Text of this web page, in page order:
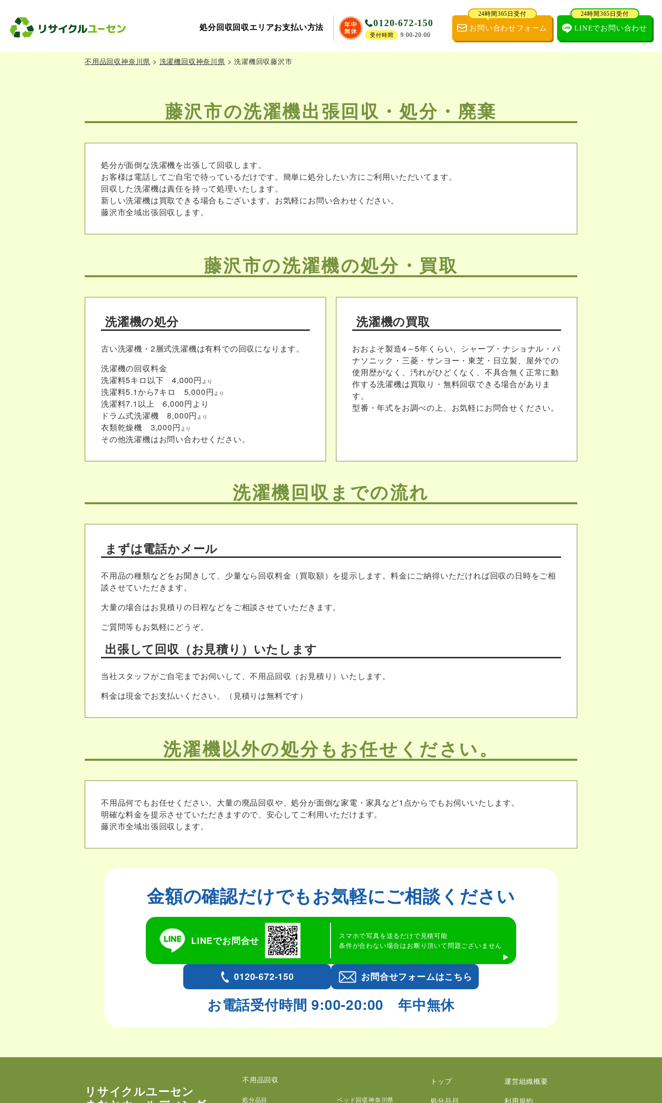
処分回収 回収エリアお支払い方法 0120-672-150
受付時間 9:00-20:00
24時間365日受付
お問い合わせフォーム
24時間365日受付
LINEでお問い合わせ
不用品回収神奈川県 > 洗濯機回収神奈川県 >洗濯機回収藤沢市
藤沢市の洗濯機出張回収・処分・廃棄
処分が面倒な洗濯機を出張して回収します。
お客様は電話してご自宅で待っているだけです。簡単に処分したい方にご利用いただいてます。
回収した洗濯機は責任を持って処理いたします。
新しい洗濯機は買取できる場合もございます。お気軽にお問い合わせください。
藤沢市全域出張回収します。
藤沢市の洗濯機の処分・買取
洗濯機の処分
古い洗濯機・2層式洗濯機は有料での回収になります。
洗濯機の回収料金
洗濯料5キロ以下 4,000円 より
洗濯料5.1から7キロ 5,000円より
洗濯料7.1以上 6,000円より
ドラム式洗濯機 8,000円 より
衣類乾燥機 3,000円 より
その他洗濯機はお問い合わせください。
洗濯機の買取
おおよそ製造4～5年くらい、シャープ・ナショナル・パ
ナソニック・三菱・サンヨー・東芝・日立製、屋外での
使用歴がなく、汚れがひどくなく、不具合無く正常に動
作する洗濯機は買取り・無料回収できる場合がありま
す。
型番・年式をお調べの上、お気軽にお問合せください。
洗濯機回収までの流れ
まずは電話かメール
不用品の種類などをお聞きして、少量なら回収料金（買取額）を提示します。料金にご納得いただければ回収の日時をご相
談させていただきます。
大量の場合はお見積りの日程などをご相談させていただきます。
ご質問等もお気軽にどうぞ。
出張して回収（お見積り）いたします
当社スタッフがご自宅までお伺いして、不用品回収（お見積り）いたします。
料金は現金でお支払いください。（見積りは無料です）
洗濯機以外の処分もお任せください。
不用品何でもお任せください。大量の廃品回収や、処分が面倒な家電・家具など1点からでもお伺いいたします。
明確な料金を提示させていただきますので、安心してご利用いただけます。
藤沢市全域出張回収します。
金額の確認だけでもお気軽にご相談ください
LINEでお問合せ
スマホで写真を送るだけで見積可能
条件が合わない場合はお断り頂いて問題ございません
0120-672-150 お問合せフォームはこちら
お電話受付時間 9:00-20:00 年中無休
リサイクルユーセン
不用品回収
処分品目 ベッド回収神奈川県
トップ
処分品目
運営組織概要
利用規約